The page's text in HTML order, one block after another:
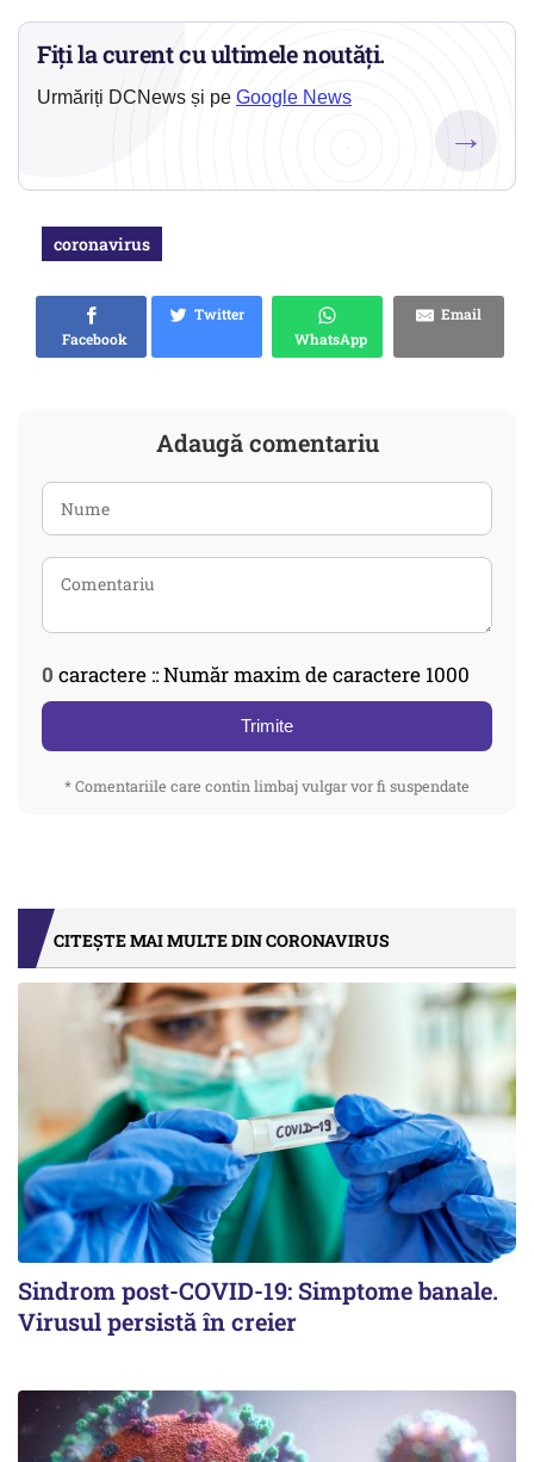
Fiți la curent cu ultimele noutăți.
Urmăriți DCNews și pe Google News
→
coronavirus
Facebook
Twitter
WhatsApp
Email
Adaugă comentariu
0 caractere :: Număr maxim de caractere 1000
Trimite
* Comentariile care contin limbaj vulgar vor fi suspendate
CITEȘTE MAI MULTE DIN CORONAVIRUS
Sindrom post-COVID-19: Simptome banale.
Virusul persistă în creier